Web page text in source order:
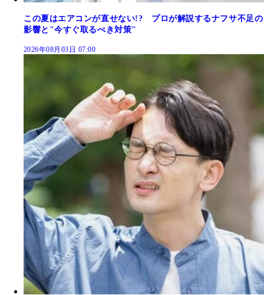
この夏はエアコンが直せない!? プロが解説するナフサ不足の
影響と"今すぐ取るべき対策"
2026年08月03日 07:00